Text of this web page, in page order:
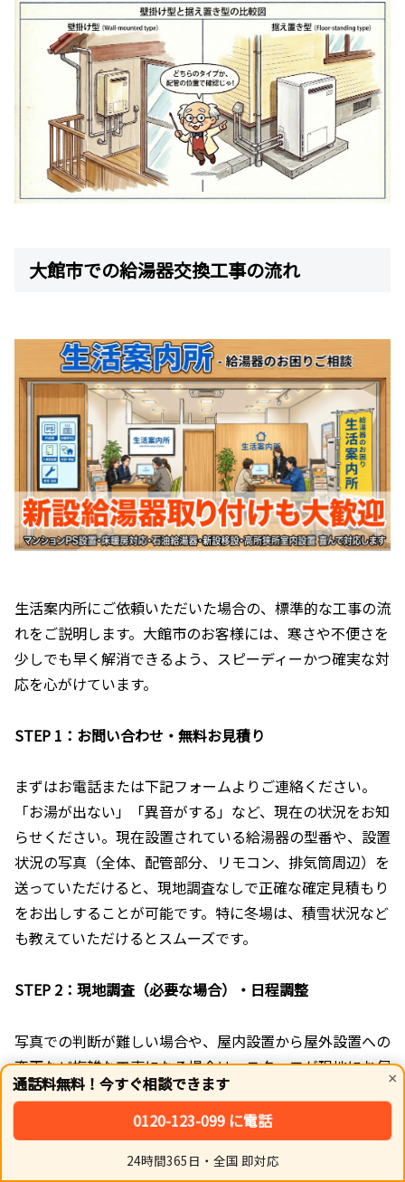
×
通話料無料！今すぐ相談できます
0120-123-099 に電話
24時間365日・全国 即対応
大館市での給湯器交換工事の流れ
生活案内所にご依頼いただいた場合の、標準的な工事の流
れをご説明します。大館市のお客様には、寒さや不便さを
少しでも早く解消できるよう、スピーディーかつ確実な対
応を心がけています。
STEP 1：お問い合わせ・無料お見積り
まずはお電話または下記フォームよりご連絡ください。
「お湯が出ない」「異音がする」など、現在の状況をお知
らせください。現在設置されている給湯器の型番や、設置
状況の写真（全体、配管部分、リモコン、排気筒周辺）を
送っていただけると、現地調査なしで正確な確定見積もり
をお出しすることが可能です。特に冬場は、積雪状況など
も教えていただけるとスムーズです。
STEP 2：現地調査（必要な場合）・日程調整
写真での判断が難しい場合や、屋内設置から屋外設置への
変更など複雑な工事になる場合は、スタッフが現地にお伺
いして状況を確認します。もちろん調査費用は無料です。
工事内容と金額にご納得いただけましたら、工事日程を調
整します。在庫がある商品は、最短で即日の工事も可能で
シェア トップ